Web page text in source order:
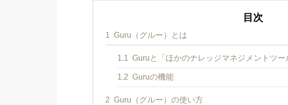
目次
1 Guru（グルー）とは
1.1 Guruと「ほかのナレッジマネジメントツー
1.2 Guruの機能
2 Guru（グルー）の使い方